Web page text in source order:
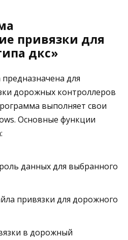
привязки для
дкс»
для
дорожных контроллеров
выполняет свои
Основные функции
данных для выбранного
привязки для дорожного
в дорожный